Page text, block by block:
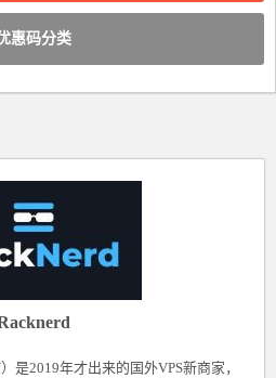
惠码分类
是2019年才出来的国外VPS新商家，